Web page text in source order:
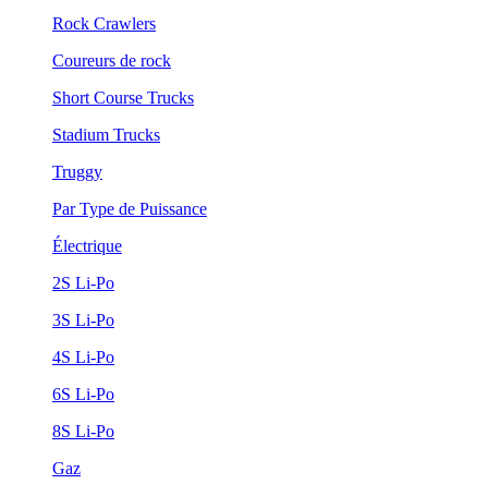
Rock Crawlers
Coureurs de rock
Short Course Trucks
Stadium Trucks
Truggy
Par Type de Puissance
Électrique
2S Li-Po
3S Li-Po
4S Li-Po
6S Li-Po
8S Li-Po
Gaz